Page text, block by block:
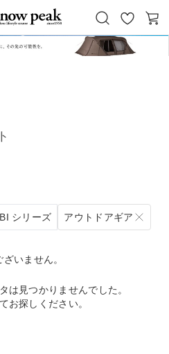
Peak
お
気
カ
シリーズ アウトドアギア
いません。
は見つかりませんでした。
お探しください。